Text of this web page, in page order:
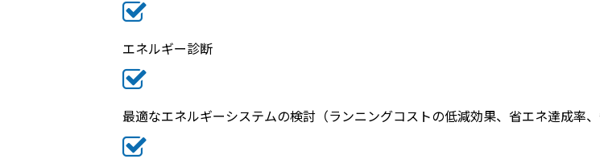
エネルギー診断
最適なエネルギーシステムの検討（ランニングコストの低減効果、省エネ達成率、